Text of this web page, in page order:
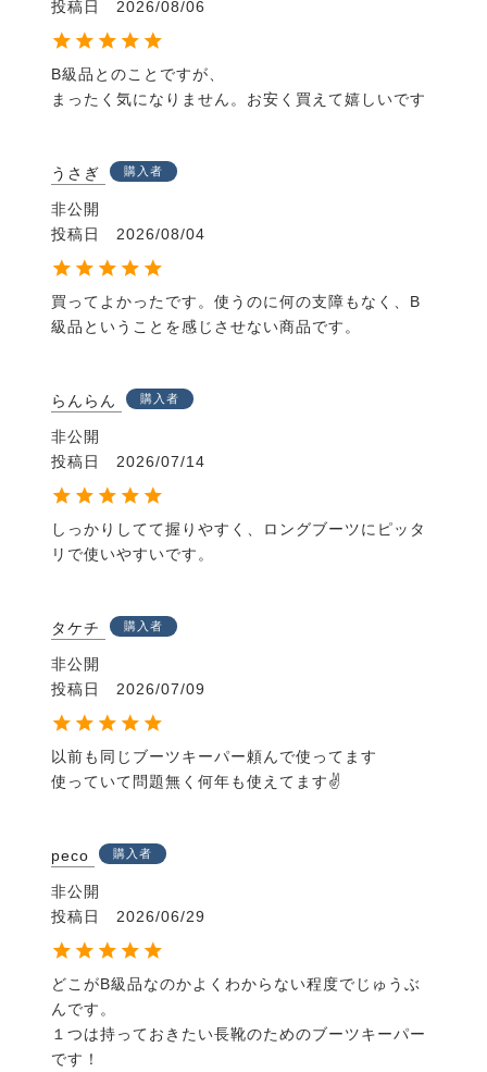
投稿日 2026/08/06
B級品とのことですが、
まったく気になりません。お安く買えて嬉しいです
うさぎ 購入者
非公開
投稿日
2026/08/04
買ってよかったです。使うのに何の支障もなく、B
級品ということを感じさせない商品です。
らんらん 購入者
非公開
投稿日
2026/07/14
しっかりしてて握りやすく、ロングブーツにピッタ
リで使いやすいです。
タケチ 購入者
非公開
投稿日
2026/07/09
以前も同じブーツキーパー頼んで使ってます
使っていて問題無く何年も使えてます✌️
peco 購入者
非公開
投稿日
2026/06/29
どこがB級品なのかよくわからない程度でじゅうぶ
んです。
１つは持っておきたい長靴のためのブーツキーパー
です！